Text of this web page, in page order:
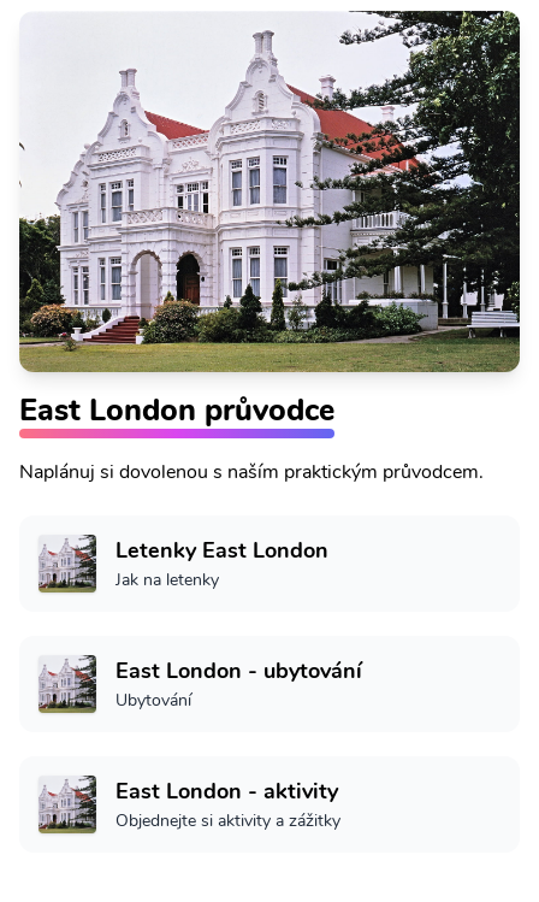
East London průvodce
Naplánuj si dovolenou s naším praktickým průvodcem.
Letenky East London
Jak na letenky
East London - ubytování
Ubytování
East London - aktivity
Objednejte si aktivity a zážitky